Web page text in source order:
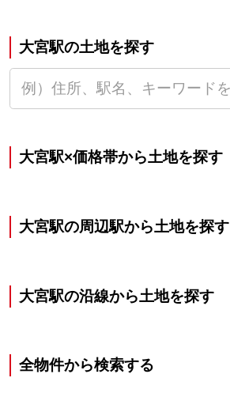
大宮駅の土地を探す
大宮駅×価格帯から土地を探す
大宮駅の周辺駅から土地を探す
大宮駅の沿線から土地を探す
全物件から検索する